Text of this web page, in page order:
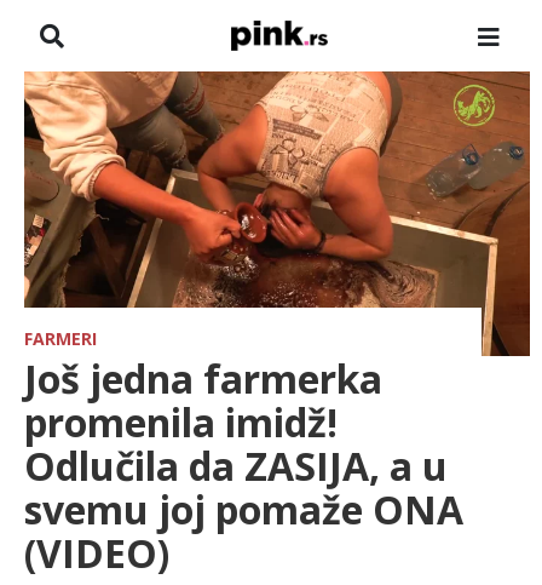
NASLOVNA
VESTI
ZADRUGA
SHOWBIZ
HRONIKA
FARMERI
TV
SPORT
LIFESTYLE
FARMERI
Još jedna farmerka
promenila imidž!
Odlučila da ZASIJA, a u
svemu joj pomaže ONA
(VIDEO)